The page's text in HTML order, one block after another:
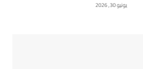
يونيو 30, 2026